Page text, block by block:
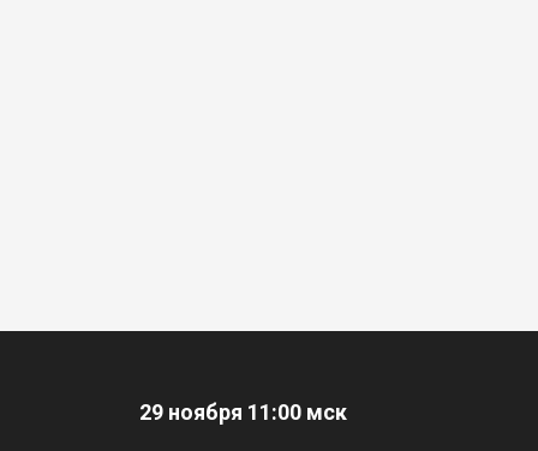
29 ноября 11:00 мск